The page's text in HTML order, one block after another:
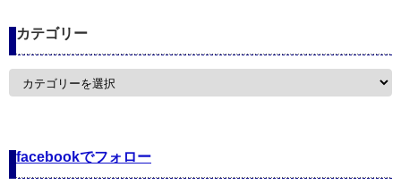
カテゴリー
カ
facebookでフォロー